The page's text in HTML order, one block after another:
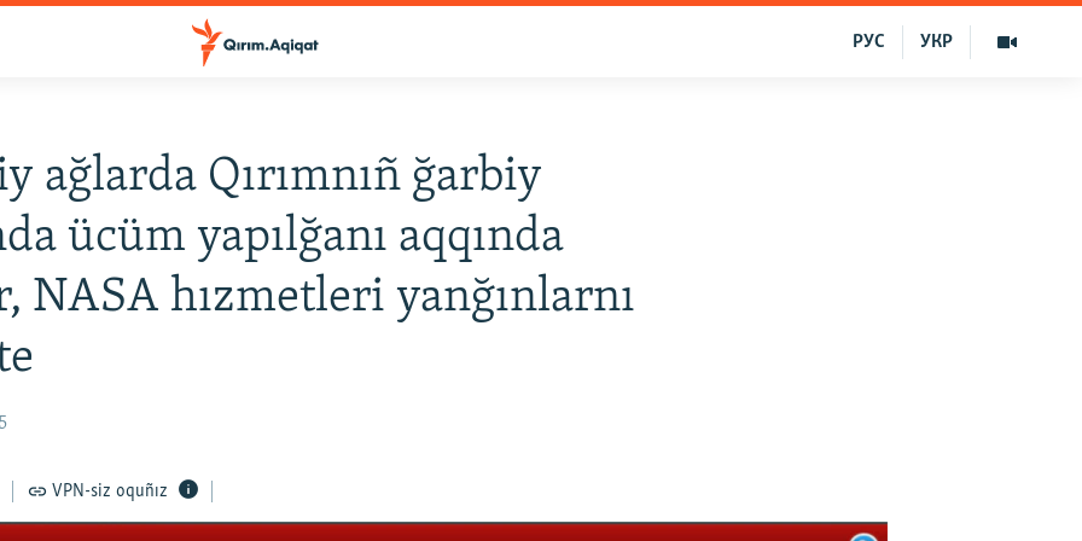
УКР
РУС
ağlarda Qırımnıñ ğarbiy
ücüm yapılğanı aqqında
NASA hızmetleri yanğınlarnı
VPN-siz oquñız